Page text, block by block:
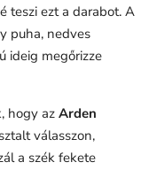
teszi ezt a darabot. A
puha, nedves
ideig megőrizze
hogy az Arden
válasszon,
a szék fekete